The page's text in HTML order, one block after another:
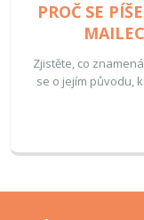
PROČ SE
Zjistěte, co
se o jejím původu,